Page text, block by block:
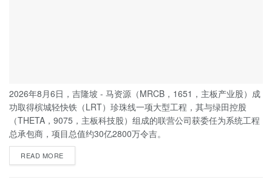
2026年8月6日，吉隆坡 - 马资源（MRCB，1651，主板产业股）成
功取得槟城轻快铁（LRT）珍珠线一项大型工程，其与绿田控股
（THETA，9075，主板科技股）组成的联营公司获委任为系统工程
总承包商，项目总值约30亿2800万令吉。
READ MORE